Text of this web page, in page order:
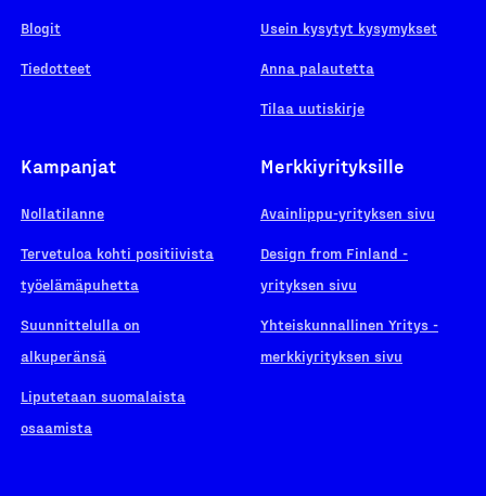
Blogit
Tiedotteet
Usein kysytyt kysymykset
Anna palautetta
Tilaa uutiskirje
Kampanjat
Nollatilanne
Tervetuloa kohti positiivista
työelämäpuhetta
Suunnittelulla on
alkuperänsä
Liputetaan suomalaista
osaamista
Merkkiyrityksille
Avainlippu-yrityksen sivu
Design from Finland -
yrityksen sivu
Yhteiskunnallinen Yritys -
merkkiyrityksen sivu